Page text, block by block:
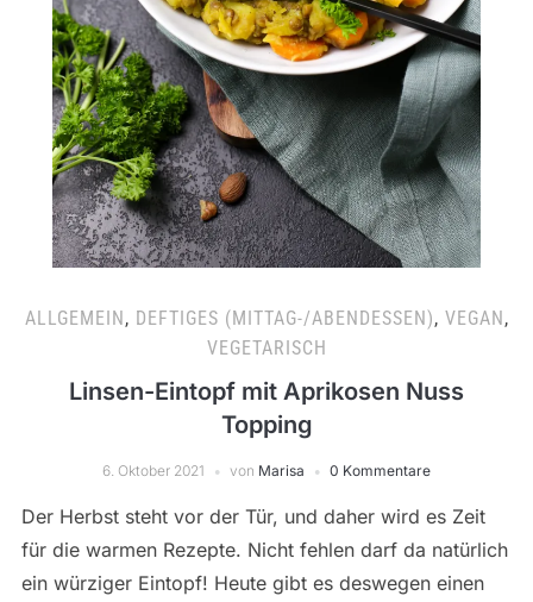
ALLGEMEIN, DEFTIGES (MITTAG-/ABENDESSEN), VEGAN,
VEGETARISCH
Linsen-Eintopf mit Aprikosen Nuss
Topping
6. Oktober 2021 von Marisa 0 Kommentare
Der Herbst steht vor der Tür, und daher wird es Zeit
für die warmen Rezepte. Nicht fehlen darf da natürlich
ein würziger Eintopf! Heute gibt es deswegen einen